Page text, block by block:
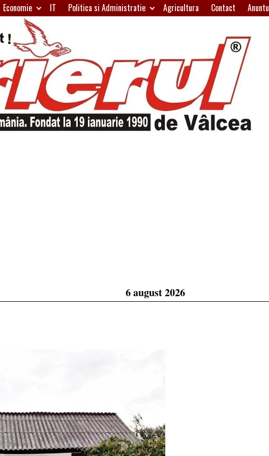
Economie IT Politica si Administratie Agricultura Contact
6 august 2026